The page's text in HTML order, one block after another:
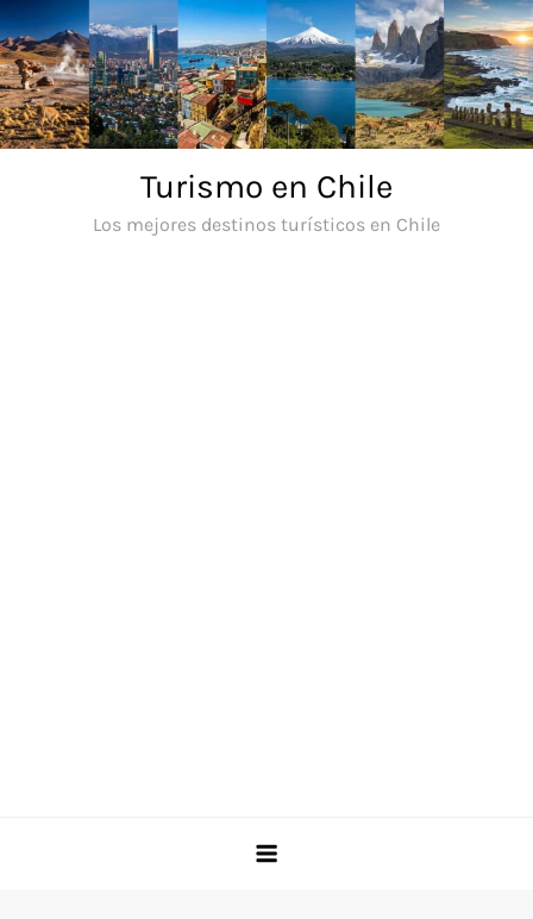
Saltar
al
contenido
Turismo en Chile
Los mejores destinos turísticos en Chile